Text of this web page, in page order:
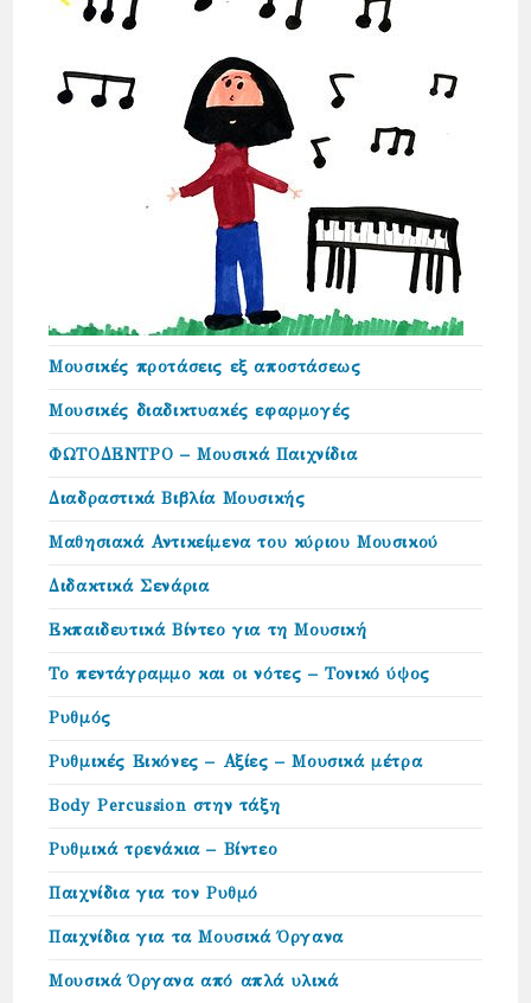
Μουσικές προτάσεις εξ αποστάσεως
Μουσικές διαδικτυακές εφαρμογές
ΦΩΤΟΔΕΝΤΡΟ – Μουσικά Παιχνίδια
Διαδραστικά Βιβλία Μουσικής
Μαθησιακά Αντικείμενα του κύριου Μουσικού
Διδακτικά Σενάρια
Εκπαιδευτικά Βίντεο για τη Μουσική
Το πεντάγραμμο και οι νότες – Τονικό ύψος
Ρυθμός
Ρυθμικές Εικόνες – Αξίες – Μουσικά μέτρα
Body Percussion στην τάξη
Ρυθμικά τρενάκια – Βίντεο
Παιχνίδια για τον Ρυθμό
Παιχνίδια για τα Μουσικά Όργανα
Μουσικά Όργανα από απλά υλικά